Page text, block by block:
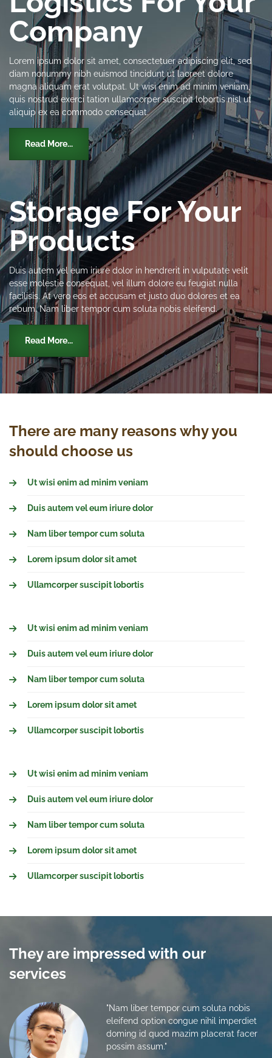
Company
Lorem ipsum dolor sit amet, consectetuer adipiscing elit, sed
diam nonummy nibh euismod tincidunt ut laoreet dolore
magna aliquam erat volutpat. Ut wisi enim ad minim veniam,
quis nostrud exerci tation ullamcorper suscipit lobortis nisl ut
aliquip ex ea commodo consequat.
Read More...
Storage For Your
Products
Duis autem vel eum iriure dolor in hendrerit in vulputate velit
esse molestie consequat, vel illum dolore eu feugiat nulla
facilisis. At vero eos et accusam et justo duo dolores et ea
rebum. Nam liber tempor cum soluta nobis eleifend.
Read More...
There are many reasons why you
should choose us
Ut wisi enim ad minim veniam
Duis autem vel eum iriure dolor
Nam liber tempor cum soluta
Lorem ipsum dolor sit amet
Ullamcorper suscipit lobortis
Ut wisi enim ad minim veniam
Duis autem vel eum iriure dolor
Nam liber tempor cum soluta
Lorem ipsum dolor sit amet
Ullamcorper suscipit lobortis
Ut wisi enim ad minim veniam
Duis autem vel eum iriure dolor
Nam liber tempor cum soluta
Lorem ipsum dolor sit amet
Ullamcorper suscipit lobortis
They are impressed with our
services
"Nam liber tempor cum soluta nobis
eleifend option congue nihil imperdiet
doming id quod mazim placerat facer
possim assum."